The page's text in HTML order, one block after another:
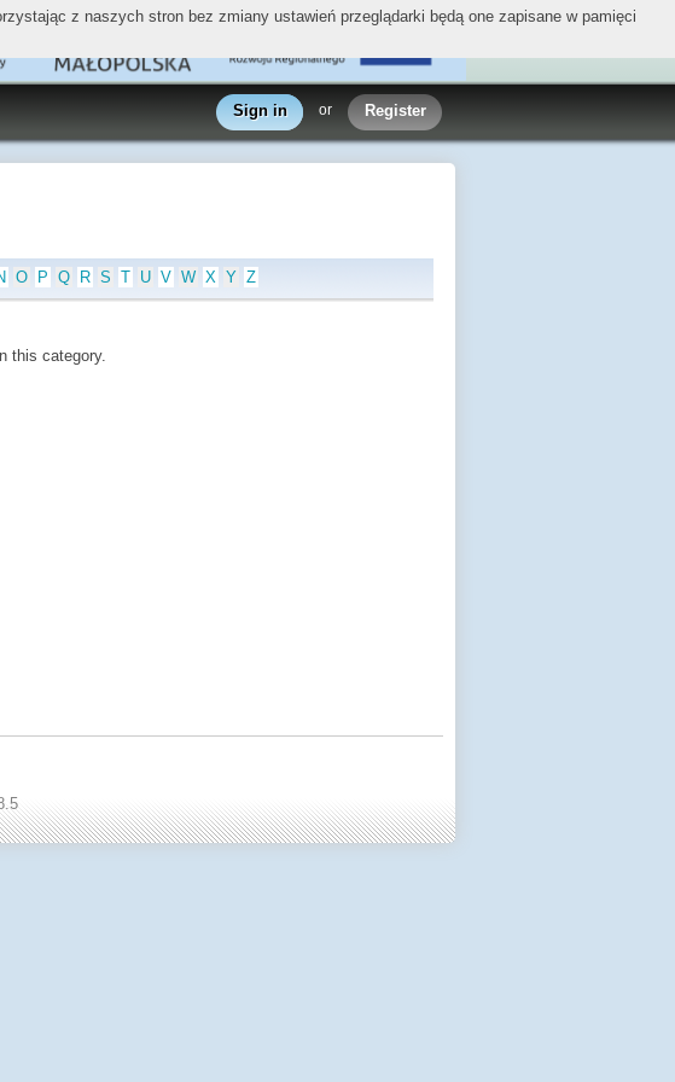
Sign in or Register
O P Q R S T U V W X Y Z
this category.
z naszych stron bez zmiany ustawień przeglądarki będą one zapisane w pamięci